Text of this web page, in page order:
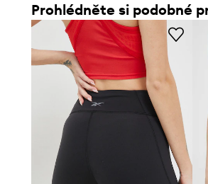
- Šířka v pase: 34 cm.
- Šířka v bocích: 48 cm.
- Výška sedu: 28 cm.
- Šířka nohavice: 33 cm.
- Délka nohavic: 21 cm.
- Vnitřní délka nohavic: 39 cm.
- Rozměry pro velikost: S.
Prohlédněte si podobné